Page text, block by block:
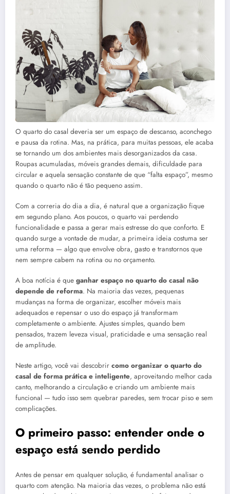
O quarto do casal deveria ser um espaço de descanso, aconchego
e pausa da rotina. Mas, na prática, para muitas pessoas, ele acaba
se tornando um dos ambientes mais desorganizados da casa.
Roupas acumuladas, móveis grandes demais, dificuldade para
circular e aquela sensação constante de que “falta espaço”, mesmo
quando o quarto não é tão pequeno assim.
Com a correria do dia a dia, é natural que a organização fique
em segundo plano. Aos poucos, o quarto vai perdendo
funcionalidade e passa a gerar mais estresse do que conforto. E
quando surge a vontade de mudar, a primeira ideia costuma ser
uma reforma — algo que envolve obra, gasto e transtornos que
nem sempre cabem na rotina ou no orçamento.
A boa notícia é que ganhar espaço no quarto do casal não
depende de reforma. Na maioria das vezes, pequenas
mudanças na forma de organizar, escolher móveis mais
adequados e repensar o uso do espaço já transformam
completamente o ambiente. Ajustes simples, quando bem
pensados, trazem leveza visual, praticidade e uma sensação real
de amplitude.
Neste artigo, você vai descobrir como organizar o quarto do
casal de forma prática e inteligente, aproveitando melhor cada
canto, melhorando a circulação e criando um ambiente mais
funcional — tudo isso sem quebrar paredes, sem trocar piso e sem
complicações.
O primeiro passo: entender onde o
espaço está sendo perdido
Antes de pensar em qualquer solução, é fundamental analisar o
quarto com atenção. Na maioria das vezes, o problema não está